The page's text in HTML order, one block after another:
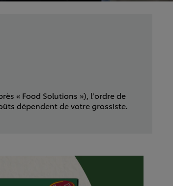
« Food Solutions »), l’ordre de
dépendent de votre grossiste.